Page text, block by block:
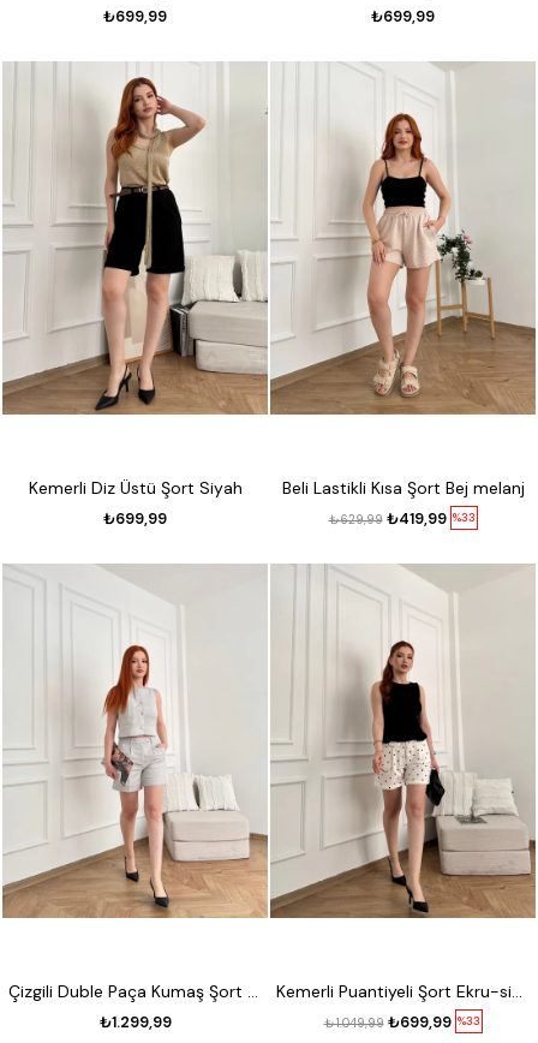
₺699,99 ₺699,99
Kemerli Diz Üstü Şort Siyah
₺699,99
Beli Lastikli Kısa Şort Bej melanj
%33
₺419,99
₺629,99
₺1.299,99 %33
₺699,99
₺1.049,99